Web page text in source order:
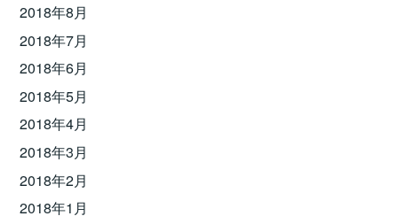
2018年8月
2018年7月
2018年6月
2018年5月
2018年4月
2018年3月
2018年2月
2018年1月